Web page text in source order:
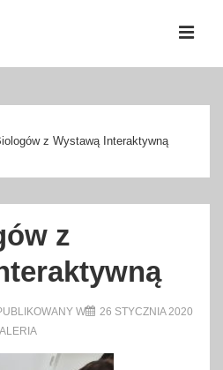
z Wystawą Interaktywną
z
W
26 STYCZNIA 2020